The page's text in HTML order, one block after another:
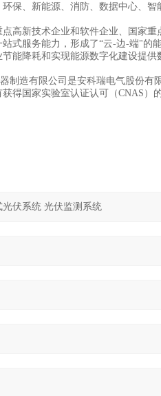
保、新能源、消防、数据中心、
高新技术企业和软件企业、国家
式服务能力，形成了“云-边-端"的
能降耗和实现能源数字化建设提
制造有限公司是安科瑞电气股份
得国家实验室认证认可（CNAS